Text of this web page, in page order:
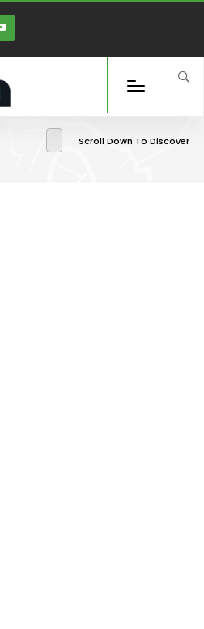
Scroll Down To Discover